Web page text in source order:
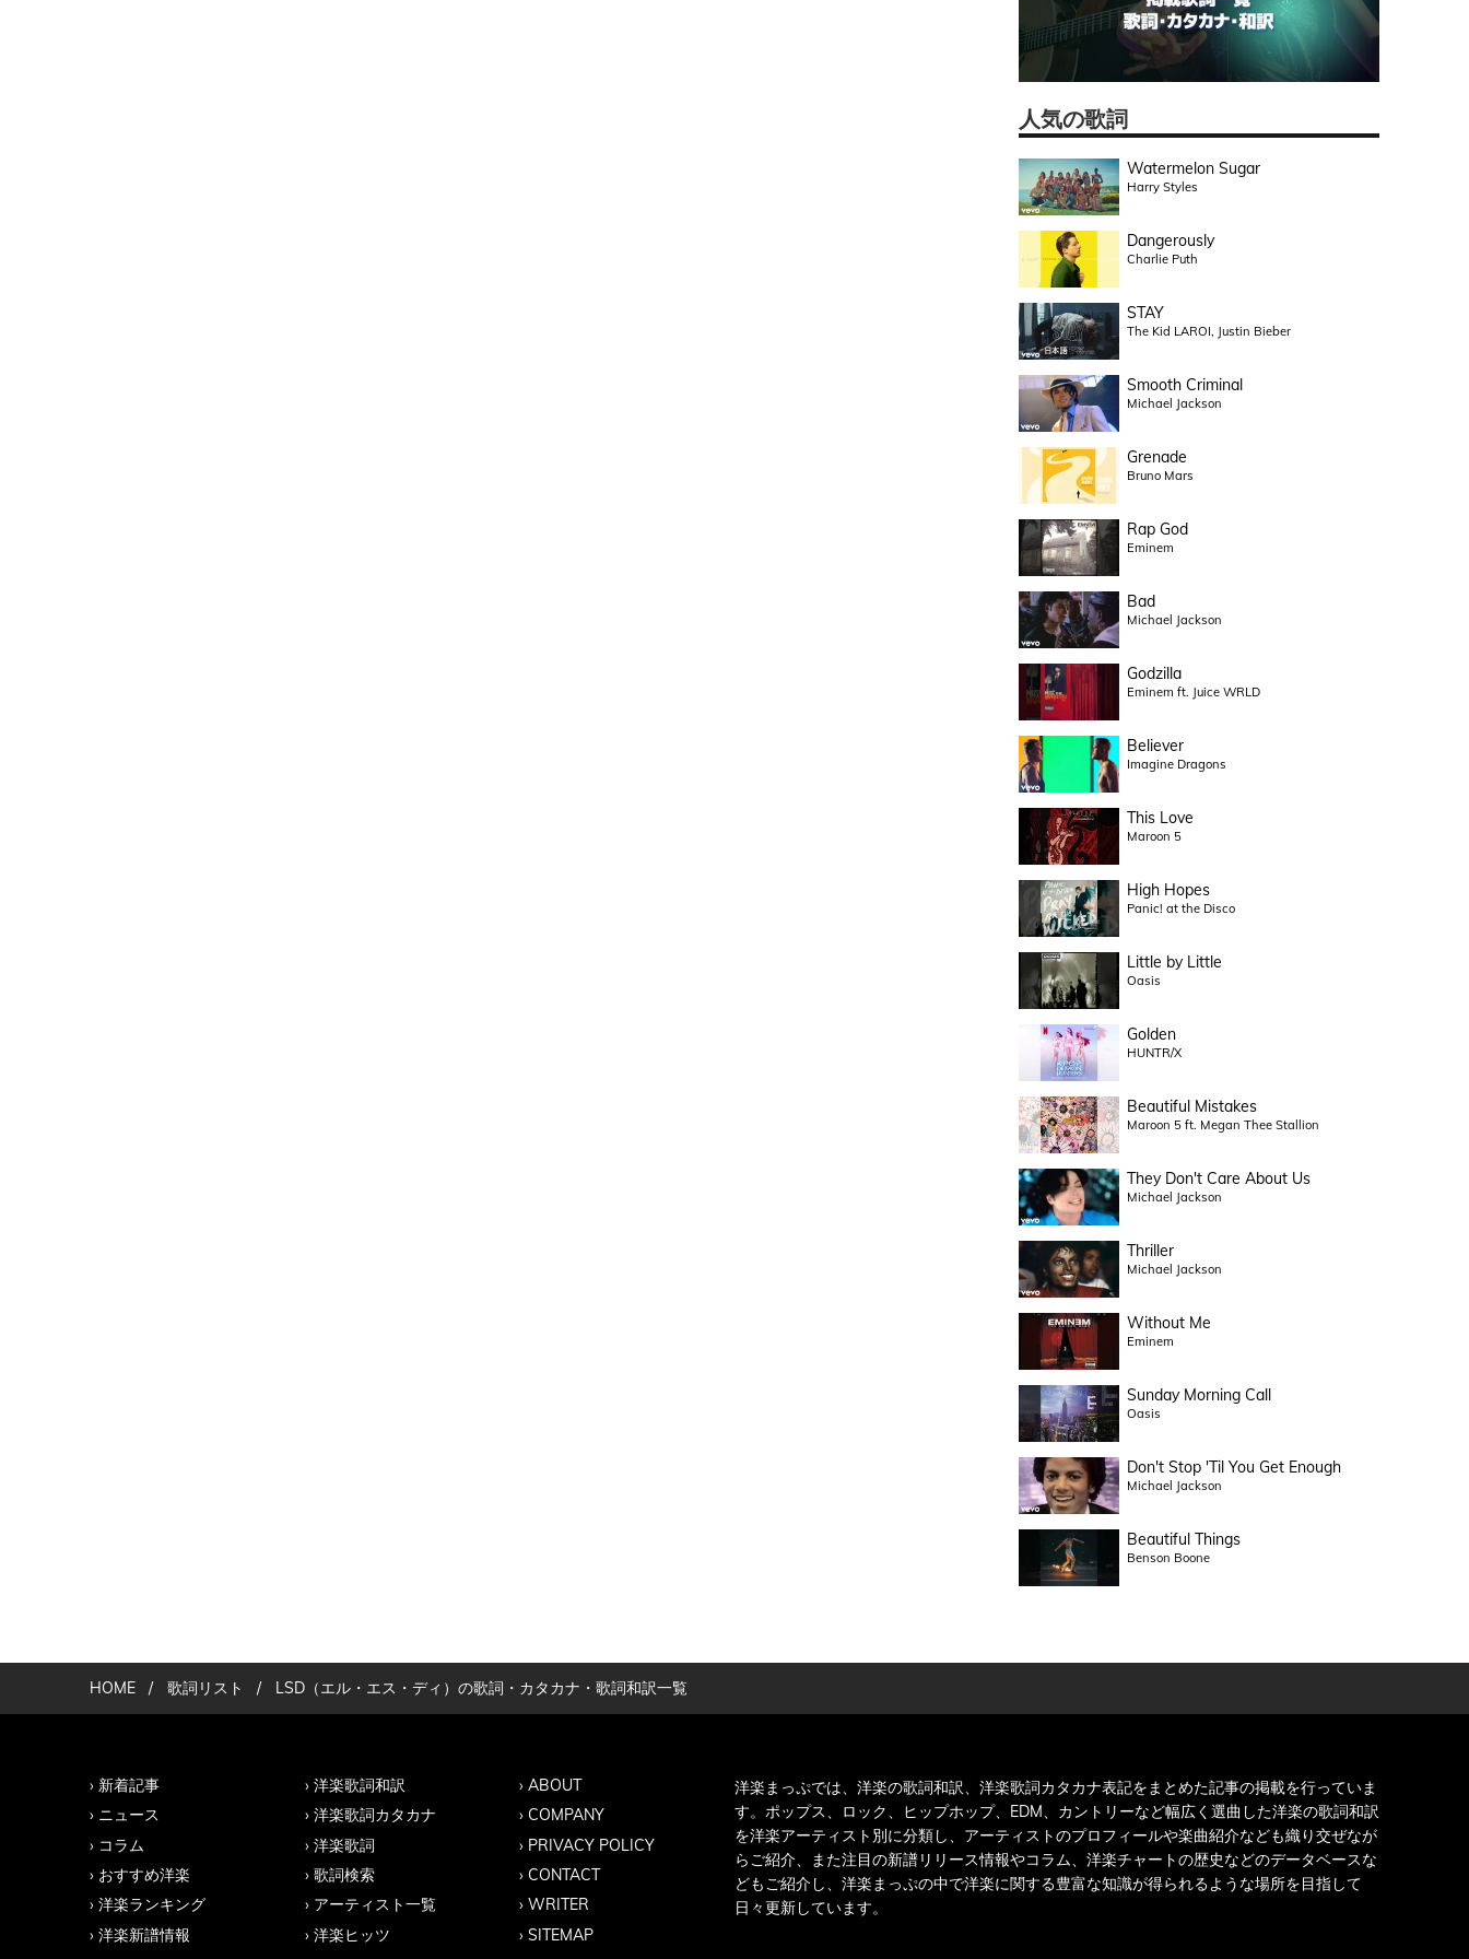
人気の歌詞
Watermelon Sugar
Harry Styles
Dangerously
Charlie Puth
STAY
The Kid LAROI, Justin Bieber
Smooth Criminal
Michael Jackson
Grenade
Bruno Mars
Rap God
Eminem
Bad
Michael Jackson
Godzilla
Eminem ft. Juice WRLD
Believer
Imagine Dragons
This Love
Maroon 5
High Hopes
Panic! at the Disco
Little by Little
Oasis
Golden
HUNTR/X
Beautiful Mistakes
Maroon 5 ft. Megan Thee Stallion
They Don't Care About Us
Michael Jackson
Thriller
Michael Jackson
Without Me
Eminem
Sunday Morning Call
Oasis
Don't Stop 'Til You Get Enough
Michael Jackson
Beautiful Things
Benson Boone
HOME / 歌詞リスト / LSD（エル・エス・ディ）の歌詞・カタカナ・歌詞和訳一覧
新着記事
ニュース
コラム
おすすめ洋楽
洋楽ランキング
洋楽新譜情報
洋楽歌詞和訳
洋楽歌詞カタカナ
洋楽歌詞
歌詞検索
アーティスト一覧
洋楽ヒッツ
ABOUT
COMPANY
PRIVACY POLICY
CONTACT
WRITER
SITEMAP
洋楽まっぷでは、洋楽の歌詞和訳、洋楽歌詞カタカナ表記をまとめた記事の掲載を行っていま
す。ポップス、ロック、ヒップホップ、EDM、カントリーなど幅広く選曲した洋楽の歌詞和訳
を洋楽アーティスト別に分類し、アーティストのプロフィールや楽曲紹介なども織り交ぜなが
らご紹介、また注目の新譜リリース情報やコラム、洋楽チャートの歴史などのデータベースな
どもご紹介し、洋楽まっぷの中で洋楽に関する豊富な知識が得られるような場所を目指して
日々更新しています。